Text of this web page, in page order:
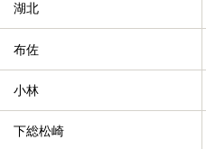
湖北
布佐
小林
下総松崎